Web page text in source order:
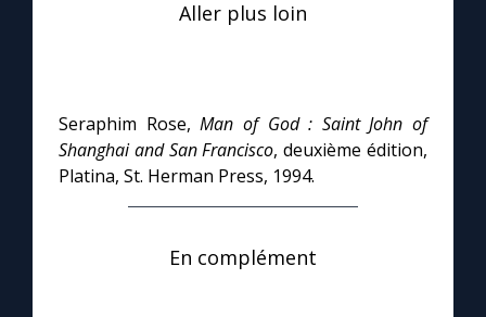
Aller plus loin
Seraphim Rose,Man of God : Saint John of
Shanghai and San Francisco, deuxième édition,
Platina, St. Herman Press, 1994.
En complément